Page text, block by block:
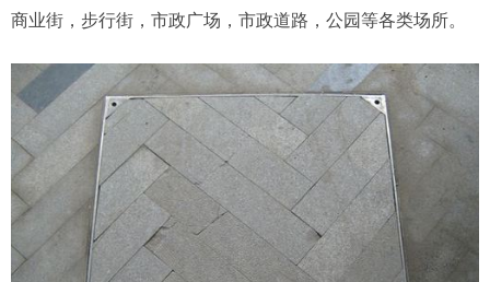
商业街，步行街，市政广场，市政道路，公园等各类场所。